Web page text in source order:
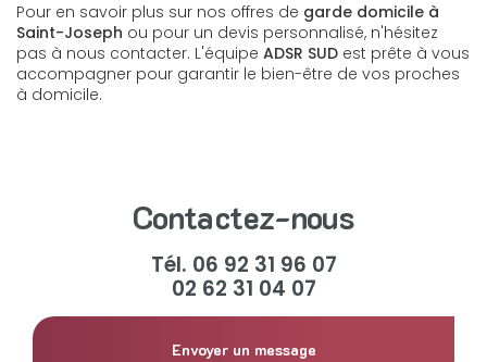
Pour en savoir plus sur nos offres de garde domicile à
Saint-Joseph ou pour un devis personnalisé, n'hésitez
pas à nous contacter. L'équipe ADSR SUD est prête à vous
accompagner pour garantir le bien-être de vos proches
à domicile.
Contactez-nous
Tél. 06 92 31 96 07
02 62 31 04 07
Envoyer un message